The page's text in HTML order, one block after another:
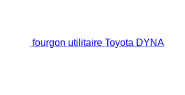
fourgon utilitaire Toyota DYNA